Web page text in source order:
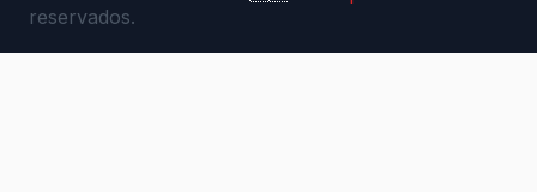
reservados.